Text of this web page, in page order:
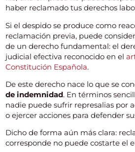
haber reclamado tus derechos
Si el despido se produce como
reclamación previa, puede
de un derecho fundamental: el
judicial efectiva reconocido en el
Constitución Española.
De este derecho nace lo que se
de indemnidad. En términos
nadie puede sufrir represalias por
o ejercer acciones para defender
Dicho de forma aún más clara:
corresponde no puede costarte el